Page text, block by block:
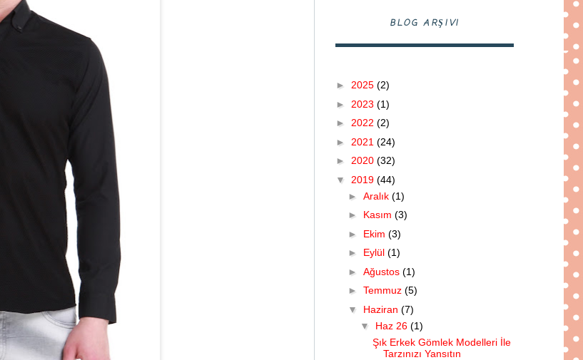
BLOG ARŞIVI
► 2025 (2)
► 2023 (1)
► 2022 (2)
► 2021 (24)
► 2020 (32)
▼ 2019 (44)
► Aralık (1)
► Kasım (3)
► Ekim (3)
► Eylül (1)
► Ağustos (1)
► Temmuz (5)
▼ Haziran (7)
▼ Haz 26 (1)
Şık Erkek Gömlek Modelleri İle
Tarzınızı Yansıtın